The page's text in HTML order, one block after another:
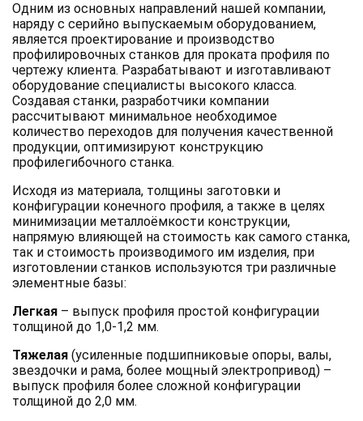
Одним из основных направлений нашей компании,
наряду с серийно выпускаемым оборудованием,
является проектирование и производство
профилировочных станков для проката профиля по
чертежу клиента. Разрабатывают и изготавливают
оборудование специалисты высокого класса.
Создавая станки, разработчики компании
рассчитывают минимальное необходимое
количество переходов для получения качественной
продукции, оптимизируют конструкцию
профилегибочного станка.
Исходя из материала, толщины заготовки и
конфигурации конечного профиля, а также в целях
минимизации металлоёмкости конструкции,
напрямую влияющей на стоимость как самого станка,
так и стоимость производимого им изделия, при
изготовлении станков используются три различные
элементные базы:
Легкая – выпуск профиля простой конфигурации
толщиной до 1,0-1,2 мм.
Тяжелая (усиленные подшипниковые опоры, валы,
звездочки и рама, более мощный электропривод) –
выпуск профиля более сложной конфигурации
толщиной до 2,0 мм.